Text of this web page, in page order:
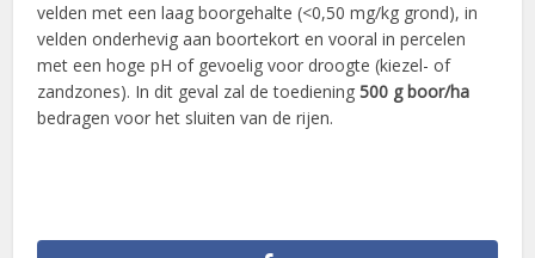
velden met een laag boorgehalte (<0,50 mg/kg grond), in
velden onderhevig aan boortekort en vooral in percelen
met een hoge pH of gevoelig voor droogte (kiezel- of
zandzones). In dit geval zal de toediening500 g boor/ha
bedragen voor het sluiten van de rijen.